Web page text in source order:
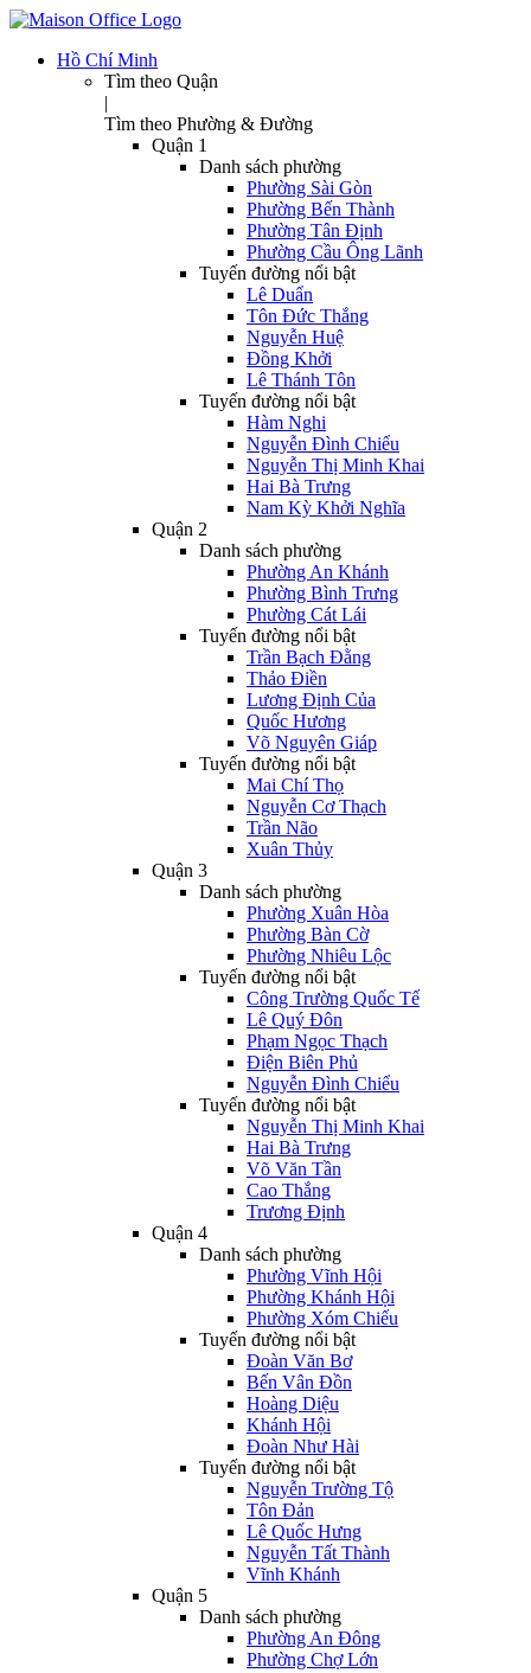
Hồ Chí Minh
Tìm theo Quận
|
Tìm theo Phường & Đường
Quận 1
Danh sách phường
Phường Sài Gòn
Phường Bến Thành
Phường Tân Định
Phường Cầu Ông Lãnh
Tuyến đường nổi bật
Lê Duẩn
Tôn Đức Thắng
Nguyễn Huệ
Đồng Khởi
Lê Thánh Tôn
Tuyến đường nổi bật
Hàm Nghi
Nguyễn Đình Chiểu
Nguyễn Thị Minh Khai
Hai Bà Trưng
Nam Kỳ Khởi Nghĩa
Quận 2
Danh sách phường
Phường An Khánh
Phường Bình Trưng
Phường Cát Lái
Tuyến đường nổi bật
Trần Bạch Đằng
Thảo Điền
Lương Định Của
Quốc Hương
Võ Nguyên Giáp
Tuyến đường nổi bật
Mai Chí Thọ
Nguyễn Cơ Thạch
Trần Não
Xuân Thủy
Quận 3
Danh sách phường
Phường Xuân Hòa
Phường Bàn Cờ
Phường Nhiêu Lộc
Tuyến đường nổi bật
Công Trường Quốc Tế
Lê Quý Đôn
Phạm Ngọc Thạch
Điện Biên Phủ
Nguyễn Đình Chiểu
Tuyến đường nổi bật
Nguyễn Thị Minh Khai
Hai Bà Trưng
Võ Văn Tần
Cao Thắng
Trương Định
Quận 4
Danh sách phường
Phường Vĩnh Hội
Phường Khánh Hội
Phường Xóm Chiếu
Tuyến đường nổi bật
Đoàn Văn Bơ
Bến Vân Đồn
Hoàng Diệu
Khánh Hội
Đoàn Như Hài
Tuyến đường nổi bật
Nguyễn Trường Tộ
Tôn Đản
Lê Quốc Hưng
Nguyễn Tất Thành
Vĩnh Khánh
Quận 5
Danh sách phường
Phường An Đông
Phường Chợ Lớn